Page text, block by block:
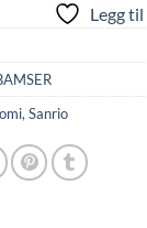
Legg
,Sanrio